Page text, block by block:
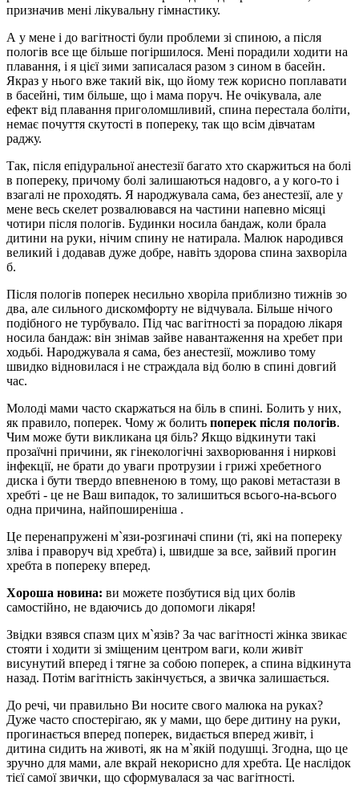
призначив мені лікувальну гімнастику.
А у мене і до вагітності були проблеми зі спиною, а після
пологів все ще більше погіршилося. Мені порадили ходити на
плавання, і я цієї зими записалася разом з сином в басейн.
Якраз у нього вже такий вік, що йому теж корисно поплавати
в басейні, тим більше, що і мама поруч. Не очікувала, але
ефект від плавання приголомшливий, спина перестала боліти,
немає почуття скутості в попереку, так що всім дівчатам
раджу.
Так, після епідуральної анестезії багато хто скаржиться на болі
в попереку, причому болі залишаються надовго, а у кого-то і
взагалі не проходять. Я народжувала сама, без анестезії, але у
мене весь скелет розвалювався на частини напевно місяці
чотири після пологів. Будинки носила бандаж, коли брала
дитини на руки, нічим спину не натирала. Малюк народився
великий і додавав дуже добре, навіть здорова спина захворіла
б.
Після пологів поперек несильно хворіла приблизно тижнів зо
два, але сильного дискомфорту не відчувала. Більше нічого
подібного не турбувало. Під час вагітності за порадою лікаря
носила бандаж: він знімав зайве навантаження на хребет при
ходьбі. Народжувала я сама, без анестезії, можливо тому
швидко відновилася і не страждала від болю в спині довгий
час.
Молоді мами часто скаржаться на біль в спині. Болить у них,
як правило, поперек. Чому ж болить поперек після пологів.
Чим може бути викликана ця біль? Якщо відкинути такі
прозаїчні причини, як гінекологічні захворювання і ниркові
інфекції, не брати до уваги протрузии і грижі хребетного
диска і бути твердо впевненою в тому, що ракові метастази в
хребті - це не Ваш випадок, то залишиться всього-на-всього
одна причина, найпоширеніша .
Це перенапружені м`язи-розгиначі спини (ті, які на попереку
зліва і праворуч від хребта) і, швидше за все, зайвий прогин
хребта в попереку вперед.
Хороша новина: ви можете позбутися від цих болів
самостійно, не вдаючись до допомоги лікаря!
Звідки взявся спазм цих м`язів? За час вагітності жінка звикає
стояти і ходити зі зміщеним центром ваги, коли живіт
висунутий вперед і тягне за собою поперек, а спина відкинута
назад. Потім вагітність закінчується, а звичка залишається.
До речі, чи правильно Ви носите свого малюка на руках?
Дуже часто спостерігаю, як у мами, що бере дитину на руки,
прогинається вперед поперек, видається вперед живіт, і
дитина сидить на животі, як на м`якій подушці. Згодна, що це
зручно для мами, але вкрай некорисно для хребта. Це наслідок
тієї самої звички, що сформувалася за час вагітності.